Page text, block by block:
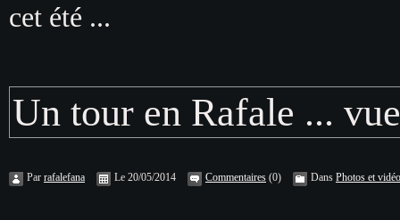
cet été ...
Un tour en Rafale ...
Par rafalefana Le 20/05/2014 Commentaires (0) Dans Photos et